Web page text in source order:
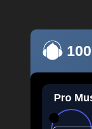
Pro